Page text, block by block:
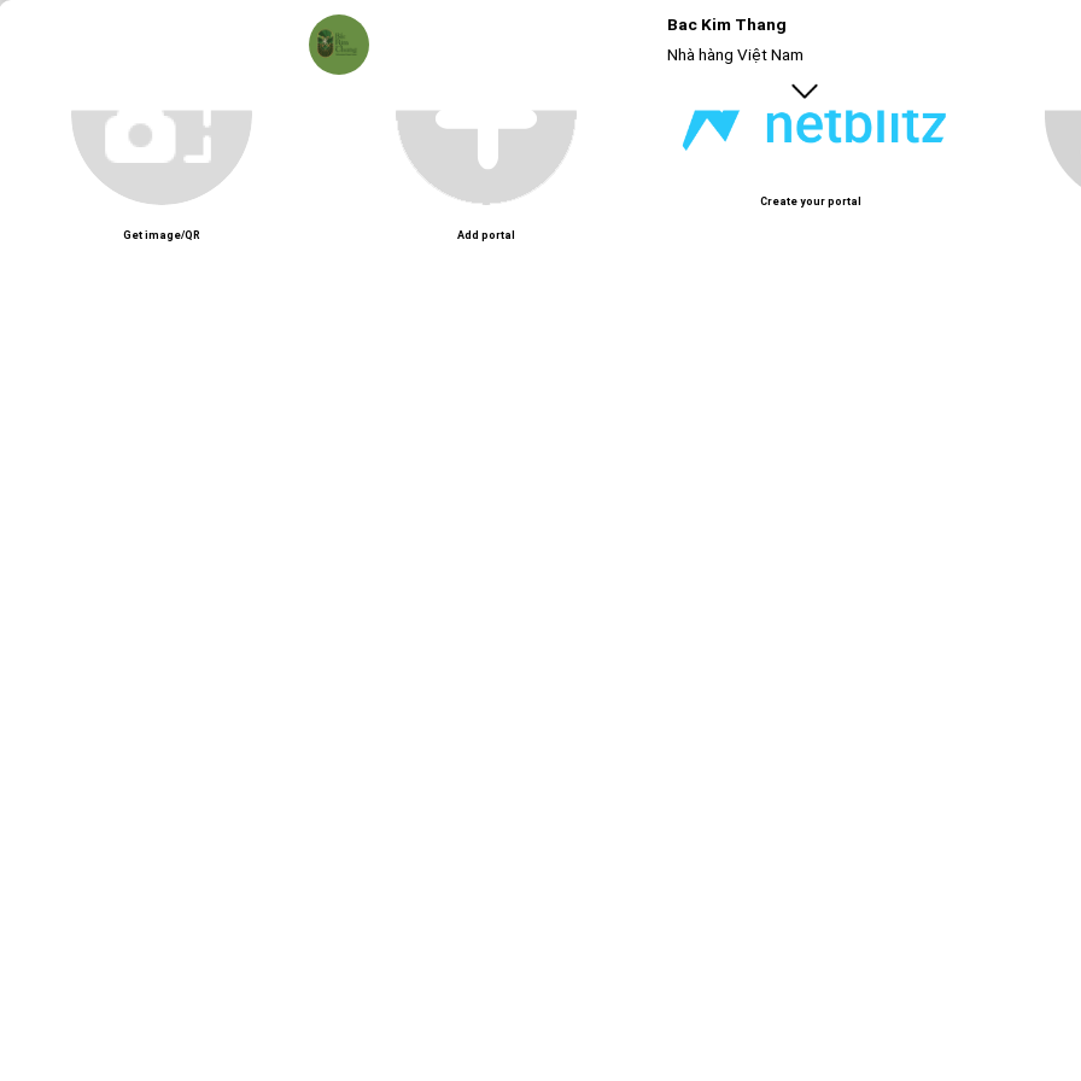
Bac Kim Thang
Nhà hàng Việt Nam
Unmute
Bắc Kim Thang – Nhà hàng món Việt truyền thống với không gian hoài cổ và thực đơn đậm vị quê nhà.
Get image/QR Add portal
Create your portal